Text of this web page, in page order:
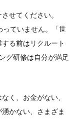
せてください。
っていません。「世
る前はリクルート
グ研修は自分が満足
く、お金がない、
かない、さまざま